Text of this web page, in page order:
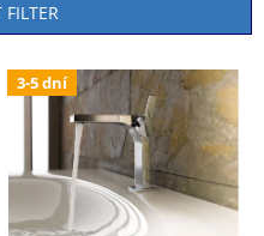
FILTER
3-5 dní